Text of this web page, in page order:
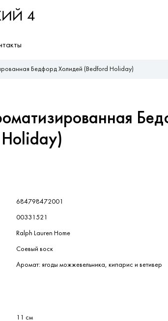
Бедфорд Холидей (Bedford Holiday)
684798472001
00331521
Ralph Lauren Home
Соевый воск
Аромат: ягоды можжевельника, кипарис и ветивер
11 см